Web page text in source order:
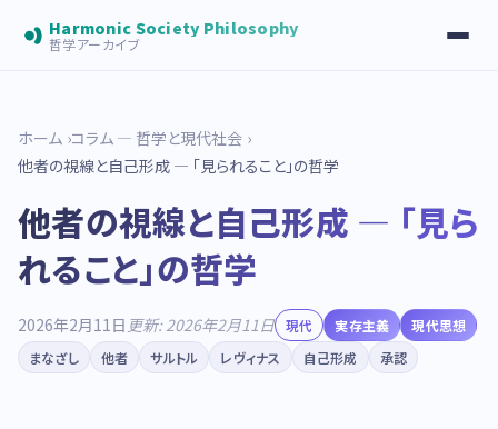
Harmonic Society Philosophy
哲学アーカイブ
ホーム コラム — 哲学と現代社会
他者の視線と自己形成 — 「見られること」の哲学
他者の視線と自己形成 — 「見ら
れること」の哲学
2026年2月11日 更新: 2026年2月11日 現代 実存主義
現代思想
まなざし
他者 サルトル レヴィナス 自己形成 承認